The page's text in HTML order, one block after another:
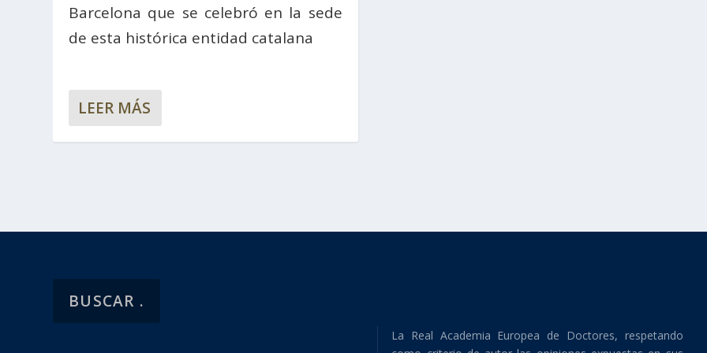
Barcelona que se celebró en la sede
de esta histórica entidad catalana
LEER MÁS
La Real Academia Europea de Doctores, respetando